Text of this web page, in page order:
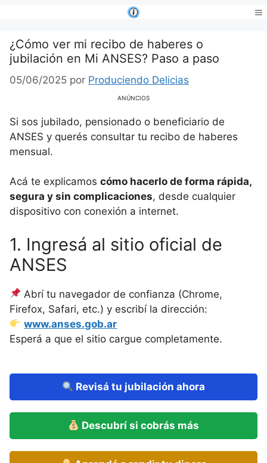
contenido
¿Cómo ver mi recibo de haberes o
jubilación en Mi ANSES? Paso a paso
05/06/2025 por Produciendo Delicias
ANÚNCIOS
Si sos jubilado, pensionado o beneficiario de
ANSES y querés consultar tu recibo de haberes
mensual.
Acá te explicamos cómo hacerlo de forma rápida,
segura y sin complicaciones, desde cualquier
dispositivo con conexión a internet.
1. Ingresá al sitio oficial de
ANSES
Abrí tu navegador de confianza (Chrome,
Firefox, Safari, etc.) y escribí la dirección:
www.anses.gob.ar
Esperá a que el sitio cargue completamente.
Revisá tu jubilación ahora
Descubrí si cobrás más